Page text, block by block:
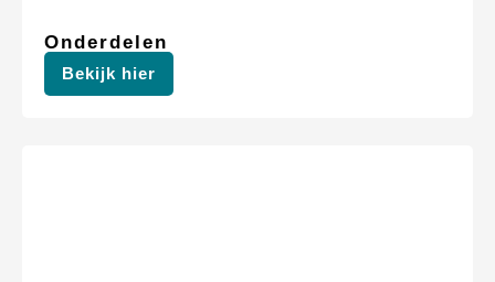
Onderdelen
Bekijk hier